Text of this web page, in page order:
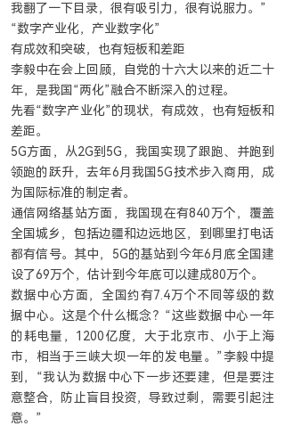
我翻了一下目录，很有吸引力，很有说服力。”
“数字产业化，产业数字化”
有成效和突破，也有短板和差距
李毅中在会上回顾，自党的十六大以来的近二十
年，是我国“两化”融合不断深入的过程。
先看“数字产业化”的现状，有成效，也有短板和
差距。
5G方面，从2G到5G，我国实现了跟跑、并跑到
领跑的跃升，去年6月我国5G技术步入商用，成
为国际标准的制定者。
通信网络基站方面，我国现在有840万个，覆盖
全国城乡，包括边疆和边远地区，到哪里打电话
都有信号。其中，5G的基站到今年6月底全国建
设了69万个，估计到今年底可以建成80万个。
数据中心方面，全国约有7.4万个不同等级的数
据中心。这是个什么概念？“这些数据中心一年
的耗电量，1200亿度，大于北京市、小于上海
市，相当于三峡大坝一年的发电量。”李毅中提
到，“我认为数据中心下一步还要建，但是要注
意整合，防止盲目投资，导致过剩，需要引起注
意。”